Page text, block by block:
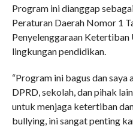
Program ini dianggap
Peraturan Daerah Nomor 1
Penyelenggaraan Ketertiban
lingkungan pendidikan.
“Program ini bagus dan saya
DPRD, sekolah, dan pihak
untuk menjaga ketertiban
bullying, ini sangat penting